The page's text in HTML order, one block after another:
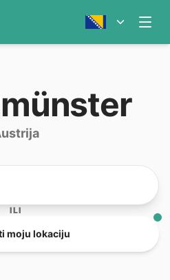
ILI
moju lokaciju